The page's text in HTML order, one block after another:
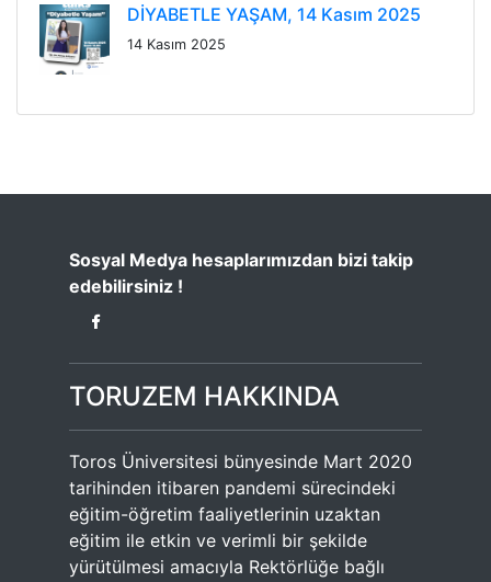
DİYABETLE YAŞAM, 14 Kasım 2025
14 Kasım 2025
Sosyal Medya hesaplarımızdan bizi takip
edebilirsiniz !
TORUZEM HAKKINDA
Toros Üniversitesi bünyesinde Mart 2020
tarihinden itibaren pandemi sürecindeki
eğitim-öğretim faaliyetlerinin uzaktan
eğitim ile etkin ve verimli bir şekilde
yürütülmesi amacıyla Rektörlüğe bağlı